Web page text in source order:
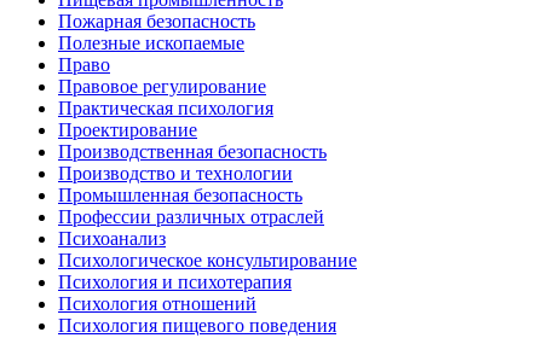
Пожарная безопасность
Полезные ископаемые
Право
Правовое регулирование
Практическая психология
Проектирование
Производственная безопасность
Производство и технологии
Промышленная безопасность
Профессии различных отраслей
Психоанализ
Психологическое консультирование
Психология и психотерапия
Психология отношений
Психология пищевого поведения